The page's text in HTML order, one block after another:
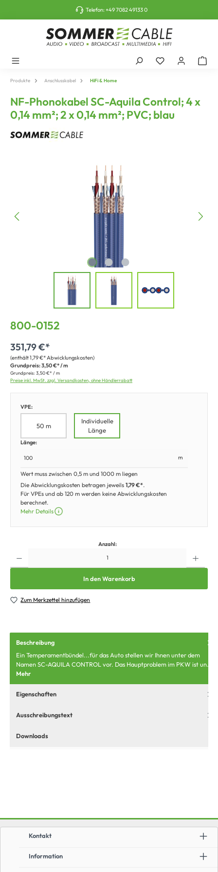
Telefon:+49 7082 49133 0
Produkte Anschlusskabel HiFi & Home
NF-Phonokabel SC-Aquila Control; 4 x
0,14 mm²; 2 x 0,14 mm²; PVC; blau
800-0152
351,79 €*
(enthält 1,79 €* Abwicklungskosten)
Grundpreis:3,50 €* / m
Grundpreis: 3,50 €* / m
Preise inkl. MwSt. zzgl. Versandkosten, ohne Händlerrabatt
VPE:
50 m
Individuelle
Länge
Länge:
m
Wert muss zwischen 0,5 m und 1000 m liegen
Die Abwicklungskosten betragen jeweils 1,79 €*.
Für VPEs und ab 120 m werden keine Abwicklungskosten
berechnet.
Mehr Details
Anzahl:
In den Warenkorb
Zum Merkzettel hinzufügen
Beschreibung
Ein Temperamentbündel...für das Auto stellen wir Ihnen unter dem
Namen SC-AQUILA CONTROL vor. Das Hauptproblem im PKW ist un…
Mehr
Eigenschaften
Ausschreibungstext
Downloads
Information
Kontakt